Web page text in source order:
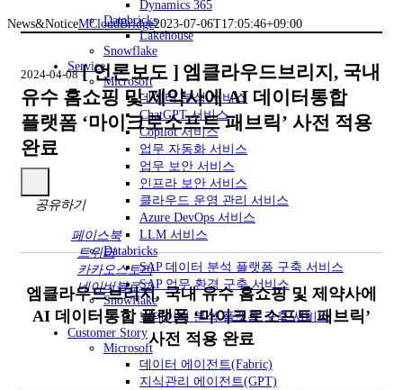
Dynamics 365
Databricks
Lakehouse
Snowflake
Service
Microsoft
데이터 분석 서비스
ChatGPT 서비스
Copilot 서비스
업무 자동화 서비스
업무 보안 서비스
인프라 보안 서비스
클라우드 운영 관리 서비스
Azure DevOps 서비스
LLM 서비스
Databricks
SAP 데이터 분석 플랫폼 구축 서비스
SAP 업무 환경 구축 서비스
Snowflake
빅데이터 분석 플랫폼 구축 서비스
Customer Story
Microsoft
데이터 에이전트(Fabric)
지식관리 에이전트(GPT)
News&NoticeMCloudBridge2023-07-06T17:05:46+09:00
2024-04-08 [ 언론보도 ] 엠클라우드브리지, 국내
유수 홈쇼핑 및 제약사에 AI 데이터통합
플랫폼 ‘마이크로소프트 패브릭’ 사전 적용
완료
공유하기
페이스북
트위터
카카오스토리
네이버블로그
엠클라우드브리지, 국내 유수 홈쇼핑 및 제약사에
AI 데이터통합 플랫폼 ‘마이크로소프트 패브릭’
사전 적용 완료